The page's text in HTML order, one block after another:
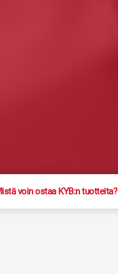
voin ostaa KYB:n tuotteita?